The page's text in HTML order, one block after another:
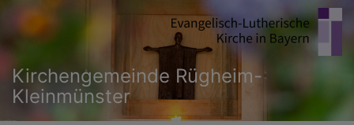
Direkt
zum
Kirchengemeinde Rügheim-
Kleinmünster